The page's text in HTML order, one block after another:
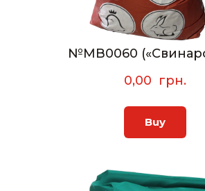
№MB0060
0,00  грн.
Buy